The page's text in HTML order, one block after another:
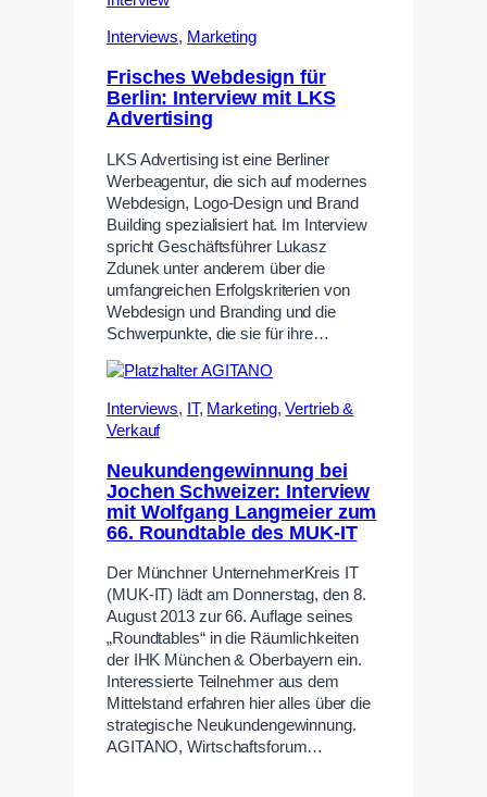
Interviews, Marketing
Frisches Webdesign für
Berlin: Interview mit LKS
Advertising
LKS Advertising ist eine Berliner
Werbeagentur, die sich auf modernes
Webdesign, Logo-Design und Brand
Building spezialisiert hat. Im Interview
spricht Geschäftsführer Lukasz
Zdunek unter anderem über die
umfangreichen Erfolgskriterien von
Webdesign und Branding und die
Schwerpunkte, die sie für ihre…
Interviews, IT, Marketing,Vertrieb &
Verkauf
Neukundengewinnung bei
Jochen Schweizer: Interview
mit Wolfgang Langmeier zum
66. Roundtable des MUK-IT
Der Münchner UnternehmerKreis IT
(MUK-IT) lädt am Donnerstag, den 8.
August 2013 zur 66. Auflage seines
„Roundtables“ in die Räumlichkeiten
der IHK München & Oberbayern ein.
Interessierte Teilnehmer aus dem
Mittelstand erfahren hier alles über die
strategische Neukundengewinnung.
AGITANO, Wirtschaftsforum…